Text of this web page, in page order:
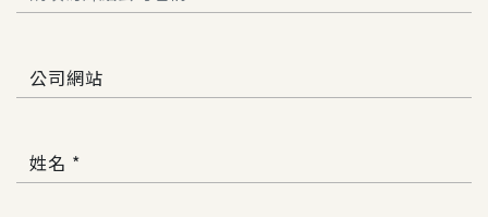
公司網站
姓名 *